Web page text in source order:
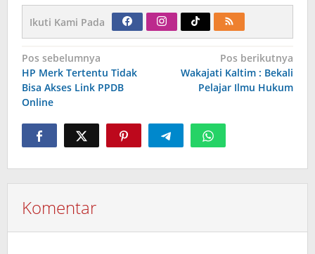
Ikuti Kami Pada
Navigasi
pos
Pos sebelumnya
HP Merk Tertentu Tidak
Bisa Akses Link PPDB
Online
Pos berikutnya
Wakajati Kaltim : Bekali
Pelajar Ilmu Hukum
Komentar